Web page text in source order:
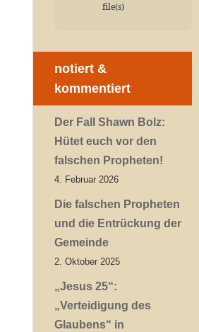
file(s)
notiert &
kommentiert
Der Fall Shawn Bolz:
Hütet euch vor den
falschen Propheten!
4. Februar 2026
Die falschen Propheten
und die Entrückung der
Gemeinde
2. Oktober 2025
„Jesus 25“:
„Verteidigung des
Glaubens“ in